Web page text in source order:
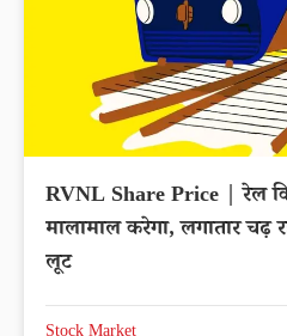
RVNL Share Price | रेल
मालामाल करेगा, लगातार चढ़
लूट